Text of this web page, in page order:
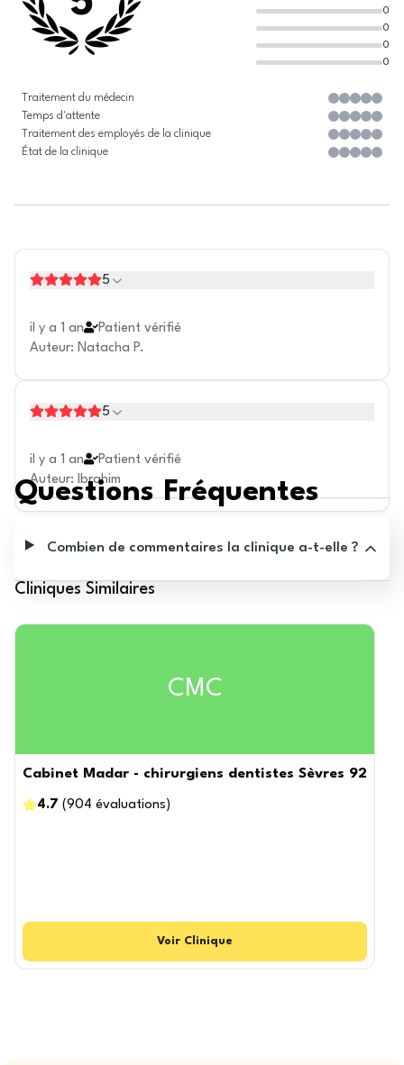
0
0
0
0
Traitement du médecin
Temps d'attente
Traitement des employés de la clinique
État de la clinique
5
il y a 1 an
Patient vérifié
Auteur: Natacha P.
5
il y a 1 an
Patient vérifié
Auteur: Ibrahim
Questions Fréquentes
Combien de commentaires la clinique a-t-elle ?
Cliniques Similaires
CMC
Cabinet Madar - chirurgiens dentistes Sèvres 92
4.7 (904 évaluations )
Voir Clinique